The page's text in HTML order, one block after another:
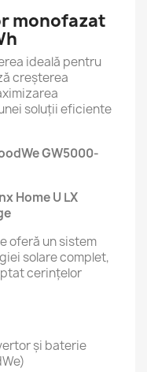
monofazat
ideală pentru
creșterea
soluții eficiente
GW5000-
Home U LX
oferă un sistem
solare complet,
cerințelor
și baterie